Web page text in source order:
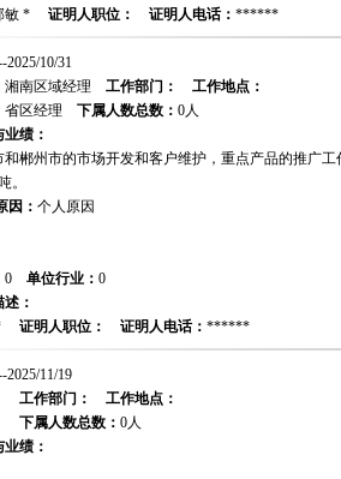
敏 * 证明人职位： 证明人电话： ******
2025/10/31
湘南区域经理 工作部门：
工作地点：
省区经理 下属人数总数： 0人
绩：
和郴州市的市场开发和客户维护，重点产品的推广
。
因： 个人原因
0 单位行业： 0
：
证明人职位： 证明人电话： ******
2025/11/19
工作部门：
工作地点：
下属人数总数： 0人
绩：